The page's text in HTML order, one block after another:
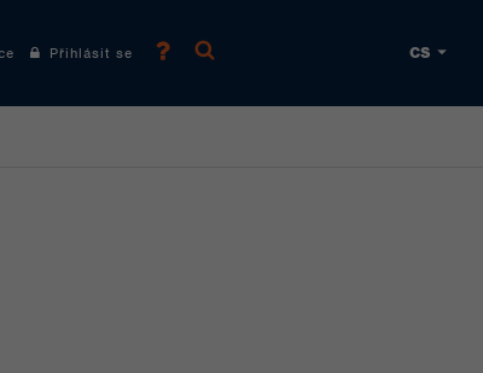
Přihlásit se CS